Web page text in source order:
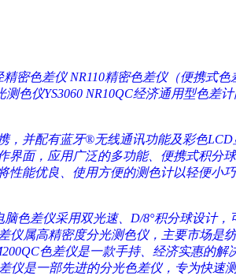
精密色差仪 NR110精密色差仪（便携式色
测色仪YS3060 NR10QC经济通用型色差
，并配有蓝牙®无线通讯功能及彩色LCD
界面，应用广泛的多功能、便携式积分
性能优良、使用方便的测色计以轻便小
脑色差仪采用双光速、D/8°积分球设计，
仪属高精密度分光测色仪，主要市场是
色差仪是一款手持、经济实惠的解
仪是一部先进的分光色差仪，专为快速